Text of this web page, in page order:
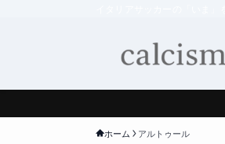
ホーム アルトゥール